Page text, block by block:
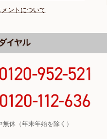
ントについて
休（年末年始を除く）